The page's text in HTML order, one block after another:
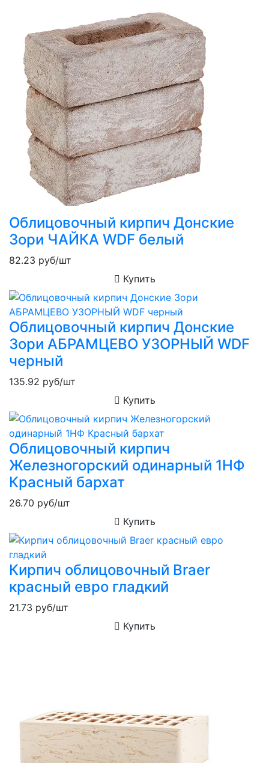
Облицовочный кирпич Донские
Зори ЧАЙКА WDF белый
82.23 руб/шт
Купить
Облицовочный кирпич Донские
Зори АБРАМЦЕВО УЗОРНЫЙ WDF
черный
135.92 руб/шт
Купить
Облицовочный кирпич
Железногорский одинарный 1НФ
Красный бархат
26.70 руб/шт
Купить
Кирпич облицовочный Braer
красный евро гладкий
21.73 руб/шт
Купить